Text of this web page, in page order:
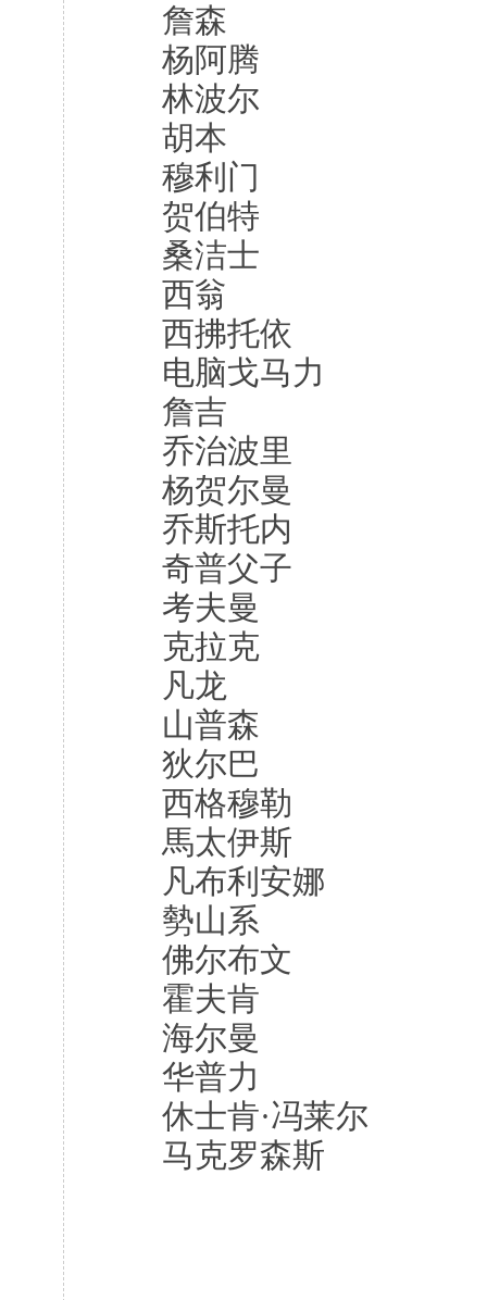
詹森
杨阿腾
林波尔
胡本
穆利门
贺伯特
桑洁士
西翁
西拂托依
电脑戈马力
詹吉
乔治波里
杨贺尔曼
乔斯托内
奇普父子
考夫曼
克拉克
凡龙
山普森
狄尔巴
西格穆勒
馬太伊斯
凡布利安娜
勢山系
佛尔布文
霍夫肯
海尔曼
华普力
休士肯·冯莱尔
马克罗森斯